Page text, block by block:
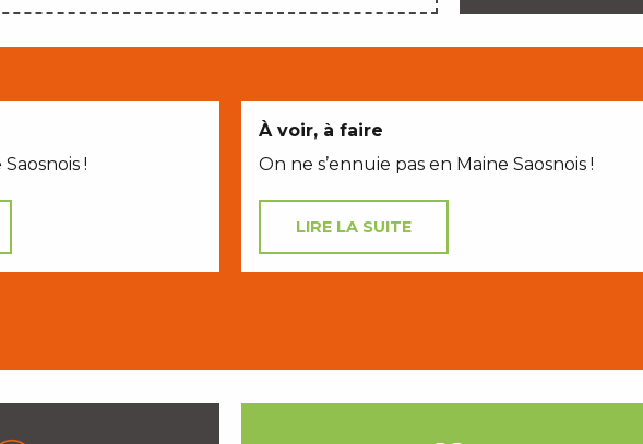
!
À voir, à faire
On ne s’ennuie pas en Maine Saosnois !
LIRE LA SUITE